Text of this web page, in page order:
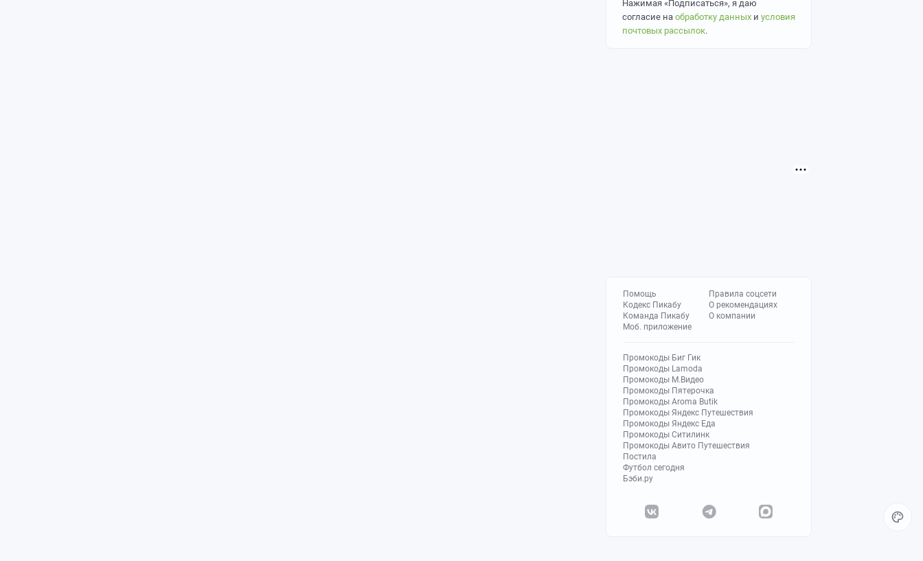
Нажимая «Подписаться», я даю
согласие на обработку данных и условия
почтовых рассылок.
Помощь
Кодекс Пикабу
Команда Пикабу
Моб. приложение
Правила соцсети
О рекомендациях
О компании
Промокоды Биг Гик
Промокоды Lamoda
Промокоды М.Видео
Промокоды Пятерочка
Промокоды Aroma Butik
Промокоды Яндекс Путешествия
Промокоды Яндекс Еда
Промокоды Ситилинк
Промокоды Авито Путешествия
Постила
Футбол сегодня
Бэби.ру